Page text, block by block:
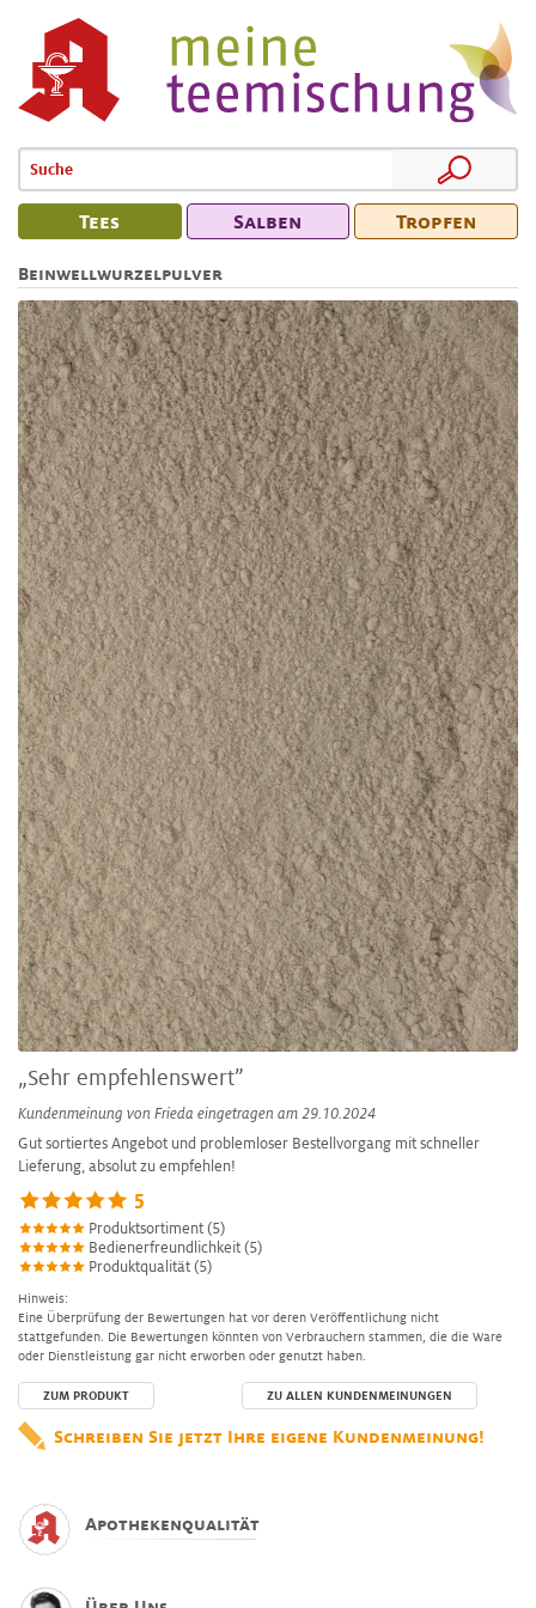
Tees Salben Tropfen
Beinwellwurzelpulver
„Sehr empfehlenswert”
Kundenmeinung von Frieda eingetragen am 29.10.2024
Gut sortiertes Angebot und problemloser Bestellvorgang mit schneller
Lieferung, absolut zu empfehlen!
5
Produktsortiment (5)
Bedienerfreundlichkeit (5)
Produktqualität (5)
Hinweis:
Eine Überprüfung der Bewertungen hat vor deren Veröffentlichung nicht
stattgefunden. Die Bewertungen könnten von Verbrauchern stammen, die die Ware
oder Dienstleistung gar nicht erworben oder genutzt haben.
ZUM PRODUKT ZU ALLEN KUNDENMEINUNGEN
Schreiben Sie jetzt Ihre eigene Kundenmeinung!
Apothekenqualität